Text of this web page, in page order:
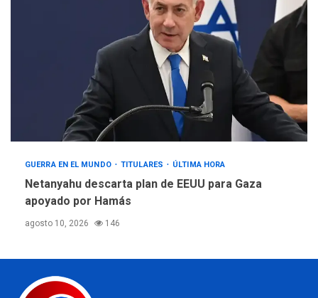
GUERRA EN EL MUNDO TITULARES ÚLTIMA HORA
Netanyahu descarta plan de EEUU para Gaza
apoyado por Hamás
agosto 10, 2026 146